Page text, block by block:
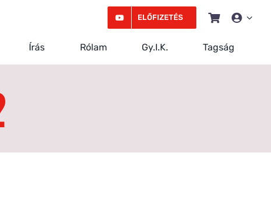
ELŐFIZETÉS
Írás Rólam Gy.I.K. Tagság